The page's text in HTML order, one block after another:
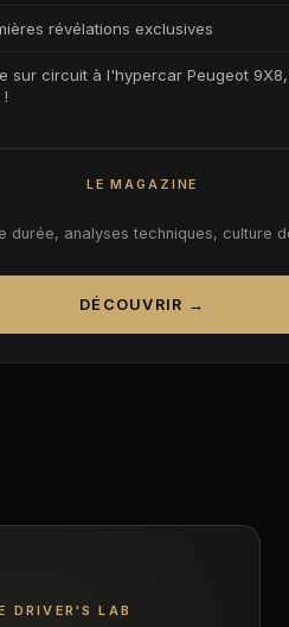
révélations exclusives
sur circuit à l'hypercar Peugeot
LE MAGAZINE
durée, analyses techniques, culture
DÉCOUVRIR →
DRIVER'S LAB